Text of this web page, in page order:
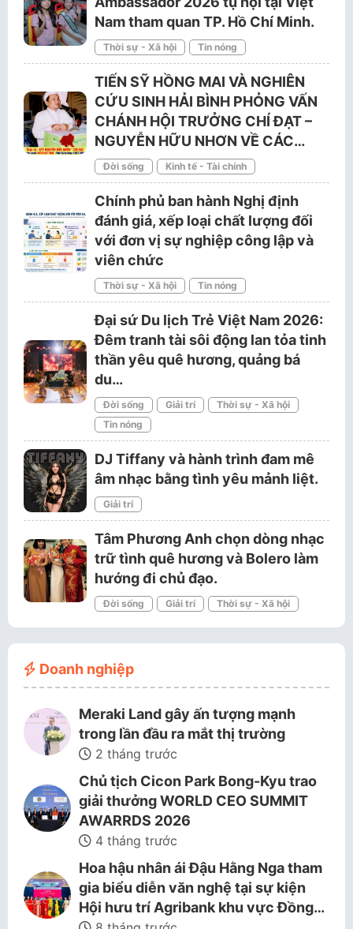
Nam tham quan TP. Hồ Chí Minh.
Thời sự - Xã hội Tin nóng
TIẾN SỸ HỒNG MAI VÀ NGHIÊN
CỨU SINH HẢI BÌNH PHỎNG VẤN
CHÁNH HỘI TRƯỞNG CHÍ ĐẠT –
NGUYỄN HỮU NHƠN VỀ CÁC…
Đời sống Kinh tế - Tài chính
Chính phủ ban hành Nghị định
đánh giá, xếp loại chất lượng đối
với đơn vị sự nghiệp công lập và
viên chức
Thời sự - Xã hội Tin nóng
Đại sứ Du lịch Trẻ Việt Nam 2026:
Đêm tranh tài sôi động lan tỏa tinh
thần yêu quê hương, quảng bá
du…
Đời sống Giải trí
Thời sự - Xã hội
Tin nóng
DJ Tiffany và hành trình đam mê
âm nhạc bằng tình yêu mảnh liệt.
Giải trí
Tâm Phương Anh chọn dòng nhạc
trữ tình quê hương và Bolero làm
hướng đi chủ đạo.
Đời sống Giải trí Thời sự - Xã hội
Doanh nghiệp
Meraki Land gây ấn tượng mạnh
trong lần đầu ra mắt thị trường
2 tháng trước
Chủ tịch Cicon Park Bong-Kyu trao
giải thưởng WORLD CEO SUMMIT
AWARRDS 2026
4 tháng trước
Hoa hậu nhân ái Đậu Hằng Nga tham
gia biểu diễn văn nghệ tại sự kiện
Hội hưu trí Agribank khu vực Đồng…